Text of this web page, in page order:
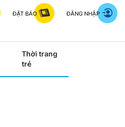
ĐẶT BÁO ĐĂNG NHẬP
Thời trang
trẻ